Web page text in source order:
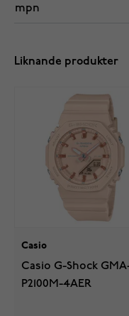
mpn
Liknande produkter
Casio
Casio G-Shock
P2100M-4AER